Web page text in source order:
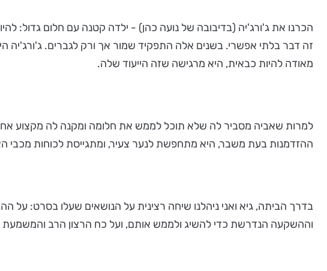
זה דבר בלתי אפשרי. בשנים אלה התפקיד שמור אך ורק לגברים. ג'ורג'יה
מאודה להיות כבאית, היא מרגישה שזה הייעוד שלה.
למרות שאביה מסביר לה שלא תוכל לממש את חלומה ומקנה לה מקצוע
ההזדמנות בעת משבר, היא מתחפשת לנער צעיר, ומתגייסת לכוחות
בדרך הביתה, גיא ואני ניהלנו שיחה רצינית על הנושאים שעלו בסרט: על
וההשקעה הנדרשת כדי להשיג ולממש אותם, ועל כח הרצון הרב